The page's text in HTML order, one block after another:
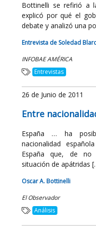
Bottinelli se refirió a
explicó por qué el
debate y analizó una
Entrevista de Soledad
INFOBAE AMÉRICA
Entrevistas
26 de Junio de 2011
Entre
España … ha
nacionalidad
España que, de no
situación de apátridas
Oscar A. Bottinelli
El Observador
Análisis